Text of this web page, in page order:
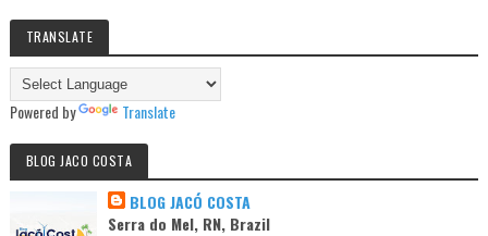
TRANSLATE
Powered by Translate
BLOG JACO COSTA
BLOG JACÓ COSTA
Serra do Mel, RN, Brazil